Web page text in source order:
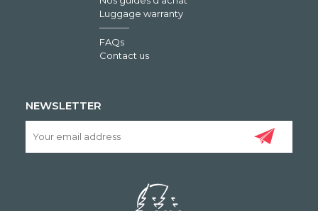
Luggage warranty
FAQs
Contact us
NEWSLETTER